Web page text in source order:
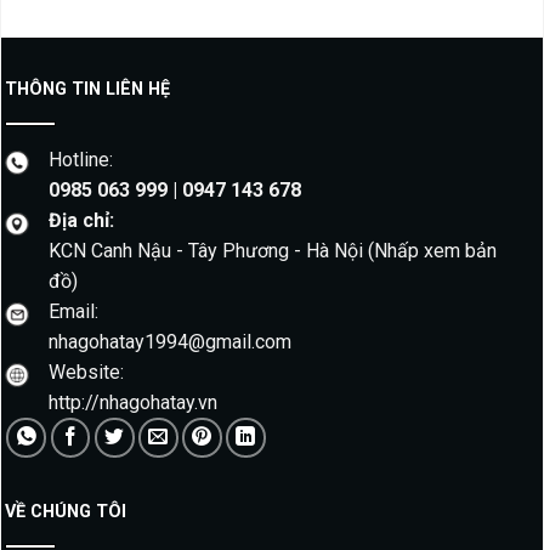
THÔNG TIN LIÊN HỆ
Hotline:
0985 063 999 | 0947 143 678
Địa chỉ:
KCN Canh Nậu - Tây Phương - Hà Nội (Nhấp xem bản
đồ)
Email:
nhagohatay1994@gmail.com
Website:
http://nhagohatay.vn
VỀ CHÚNG TÔI